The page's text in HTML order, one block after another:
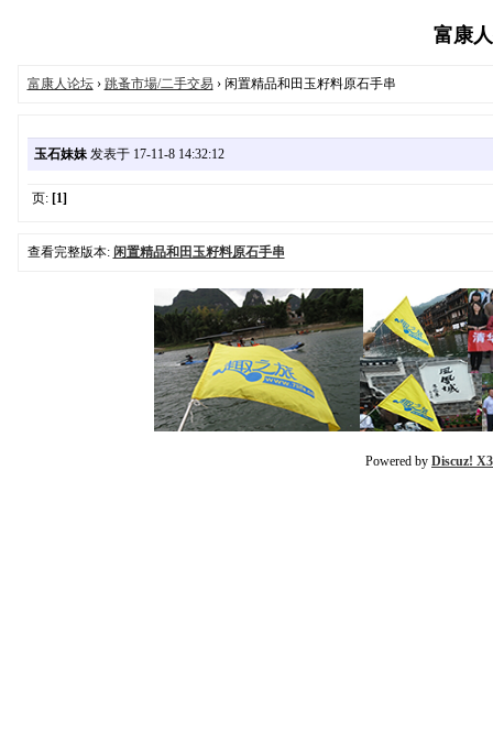
富康
富康人论坛› 跳蚤市場/二手交易› 闲置精品和田玉籽料原石手串
玉石妹妹发表于 17-11-8 14:32:12
页: [1]
查看完整版本: 闲置精品和田玉籽料原石手串
Powered by Discuz!